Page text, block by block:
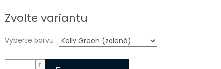
cena:
Zvolte variantu
Vyberte barvu